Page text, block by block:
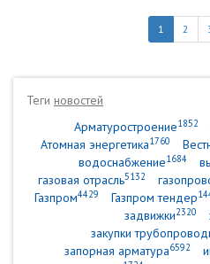
1 2
Теги новостей
Арматуростроение1852
Атомная энергетика1760
водоснабжение1684
газовая отрасль5132
Газпром4429 Газпром тендер
задвижки2320
закупки
запорная арматура6592